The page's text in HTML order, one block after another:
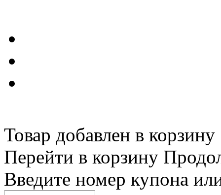
Товар добавлен в корзину
Перейти в корзину
Введите номер купона